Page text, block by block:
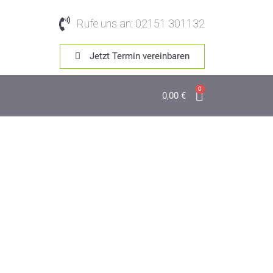
Rufe uns an: 02151 301132
Jetzt Termin vereinbaren
0,00 €
0